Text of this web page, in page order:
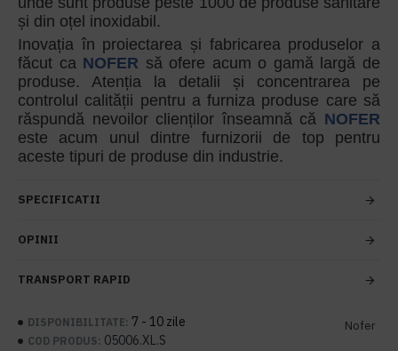
și din oțel inoxidabil.
Inovația în proiectarea și fabricarea produselor a
făcut ca NOFER să ofere acum o gamă largă de
produse. Atenția la detalii și concentrarea pe
controlul calității pentru a furniza produse care să
răspundă nevoilor clienților înseamnă că NOFER
este acum unul dintre furnizorii de top pentru
aceste tipuri de produse din industrie.
SPECIFICATII
OPINII
TRANSPORT RAPID
DISPONIBILITATE: 7 - 10 zile
COD PRODUS: 05006.XL.S
Nofer